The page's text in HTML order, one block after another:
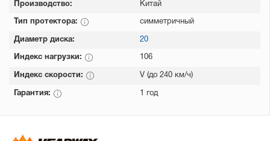
Производство: Китай
Тип протектора: симметричный
Диаметр диска: 20
Индекс нагрузки: 106
Индекс скорости: V (до 240 км/ч)
Гарантия: 1 год